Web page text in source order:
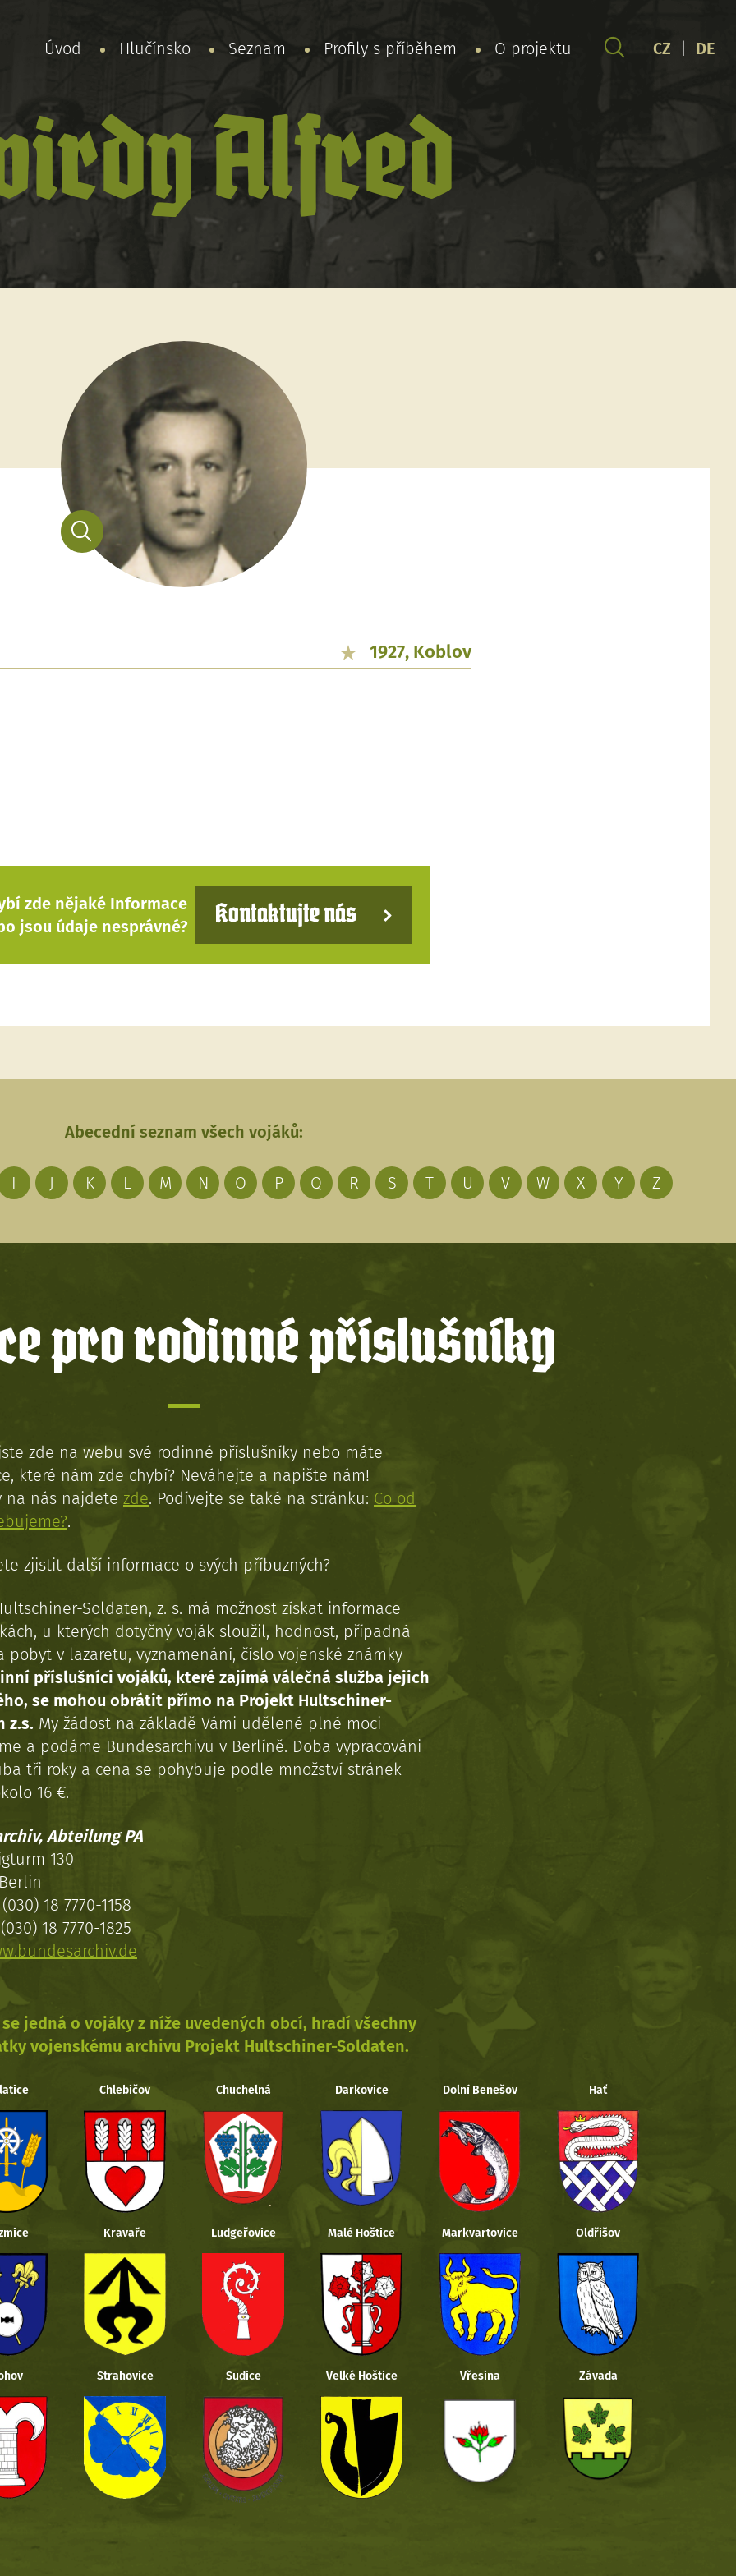
Úvod Hlučínsko Seznam Profily s příběhem O projektu CZ DE
Alfred
1927, Koblov
zde nějaké Informace
jsou údaje nesprávné?
Kontaktujte nás
Abecední seznam všech vojáků:
I J K L M N O P Q R S T U V W X Y Z
pro rodinné příslušníky
zde na webu své rodinné příslušníky nebo máte
které nám zde chybí? Neváhejte a napište nám!
na nás najdete zde. Podívejte se také na stránku: Co od
.
zjistit další informace o svých příbuzných?
Soldaten, z. s. má možnost získat informace
u kterých dotyčný voják sloužil, hodnost, případná
pobyt v lazaretu, vyznamenání, číslo vojenské známky
příslušníci vojáků, které zajímá válečná služba jejich
se mohou obrátit přímo na Projekt Hultschiner-
z.s. My žádost na základě Vámi udělené plné moci
a podáme Bundesarchivu v Berlíně. Doba vypracováni
tři roky a cena se pohybuje podle množství stránek
16 €.
Abteilung PA
130
18 7770-1158
18 7770-1825
se jedná o vojáky z níže uvedených obcí, hradí všechny
vojenskému archivu Projekt Hultschiner-Soldaten.
Chlebičov Chuchelná Darkovice Dolní Benešov Hať
Kravaře Ludgeřovice Malé Hoštice Markvartovice Oldřišov
Strahovice Sudice Velké Hoštice Vřesina Závada